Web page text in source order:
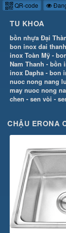
QR-code
TU KHOA
bồn nhựa Đại
bon inox dai thanh
inox Toàn Mỹ -
Nam Thanh - bồn
inox Dapha - bon
nuoc nong nang
may nuoc nong
chen - sen vòi -
CHẬU ERONA